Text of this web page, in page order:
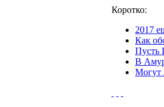
Коротко:
2017
Как
Пусть
В
Могут